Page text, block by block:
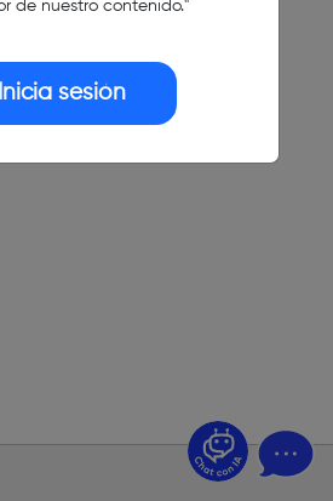
de nuestro contenido."
Inicia sesión